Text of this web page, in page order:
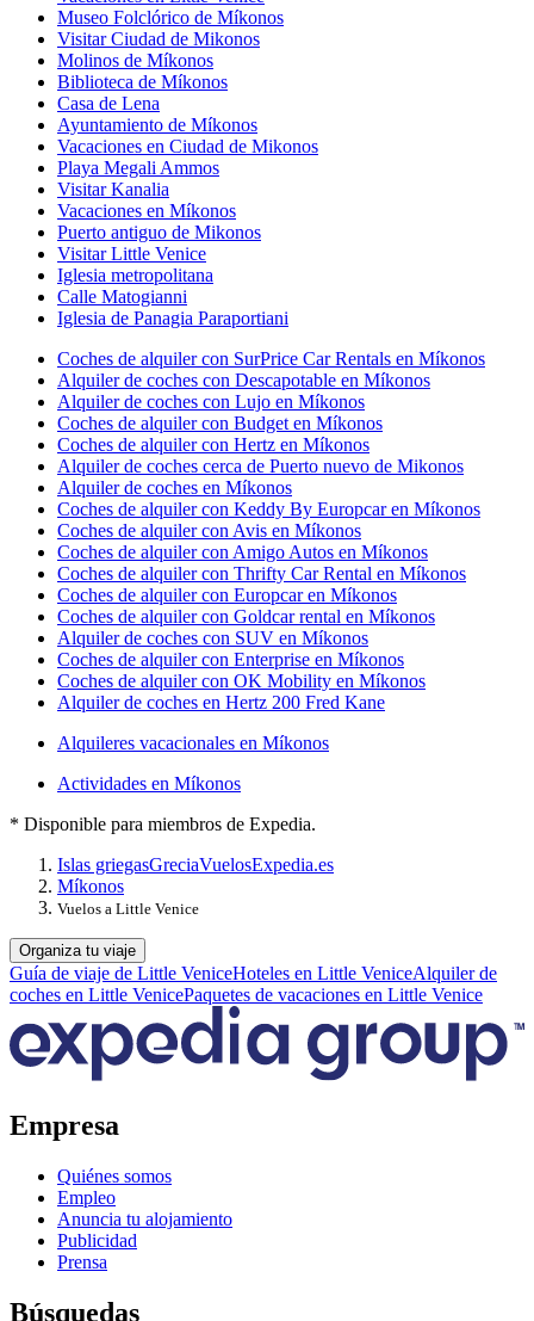
Museo Folclórico de Míkonos
Visitar Ciudad de Mikonos
Molinos de Míkonos
Biblioteca de Míkonos
Casa de Lena
Ayuntamiento de Míkonos
Vacaciones en Ciudad de Mikonos
Playa Megali Ammos
Visitar Kanalia
Vacaciones en Míkonos
Puerto antiguo de Mikonos
Visitar Little Venice
Iglesia metropolitana
Calle Matogianni
Iglesia de Panagia Paraportiani
Coches de alquiler con SurPrice Car Rentals en Míkonos
Alquiler de coches con Descapotable en Míkonos
Alquiler de coches con Lujo en Míkonos
Coches de alquiler con Budget en Míkonos
Coches de alquiler con Hertz en Míkonos
Alquiler de coches cerca de Puerto nuevo de Mikonos
Alquiler de coches en Míkonos
Coches de alquiler con Keddy By Europcar en Míkonos
Coches de alquiler con Avis en Míkonos
Coches de alquiler con Amigo Autos en Míkonos
Coches de alquiler con Thrifty Car Rental en Míkonos
Coches de alquiler con Europcar en Míkonos
Coches de alquiler con Goldcar rental en Míkonos
Alquiler de coches con SUV en Míkonos
Coches de alquiler con Enterprise en Míkonos
Coches de alquiler con OK Mobility en Míkonos
Alquiler de coches en Hertz 200 Fred Kane
Alquileres vacacionales en Míkonos
Actividades en Míkonos
* Disponible para miembros de Expedia.
Islas griegasGreciaVuelosExpedia.es
Míkonos
Vuelos a Little Venice
Organiza tu viaje
Guía de viaje de Little VeniceHoteles en Little VeniceAlquiler de
coches en Little VenicePaquetes de vacaciones en Little Venice
Empresa
Quiénes somos
Empleo
Anuncia tu alojamiento
Publicidad
Prensa
Búsquedas